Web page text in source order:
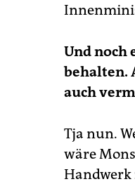
Und noch
behalten.
auch
Tja nun.
wäre
Handwerk